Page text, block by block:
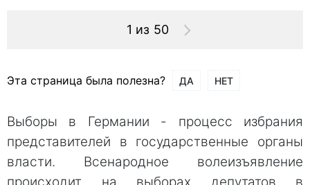
1 из 50
Эта страница была полезна? ДА НЕТ
Выборы в Германии - процесс избрания
представителей в государственные органы
власти. Всенародное волеизъявление
происходит на выборах депутатов в